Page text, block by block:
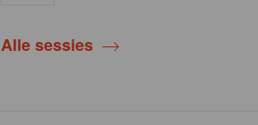
Alle sessies